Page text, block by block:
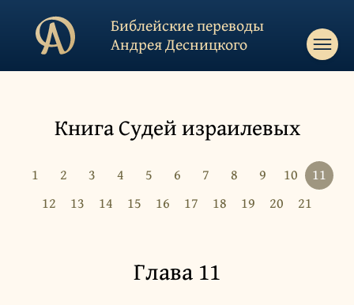
Библейские переводы
Андрея Десницкого
Книга Судей израилевых
1 2 3 4 5 6 7 8 9 10
11
12
13 14 15 16 17 18 19 20 21
Глава 11